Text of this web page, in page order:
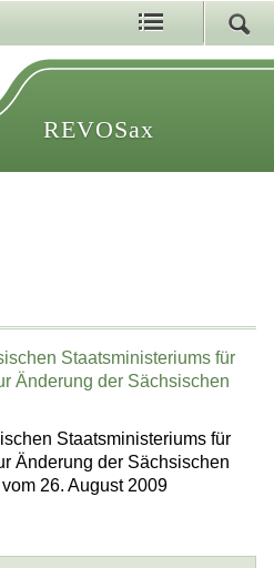
REVOSax
Staatsministeriums für
Änderung der Sächsischen
Staatsministeriums für
Änderung der Sächsischen
26. August 2009